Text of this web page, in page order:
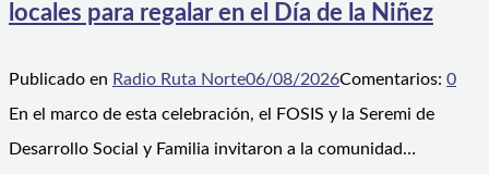
locales para regalar en el Día de la Niñez
Publicado en Radio Ruta Norte06/08/2026Comentarios: 0
En el marco de esta celebración, el FOSIS y la Seremi de
Desarrollo Social y Familia invitaron a la comunidad…